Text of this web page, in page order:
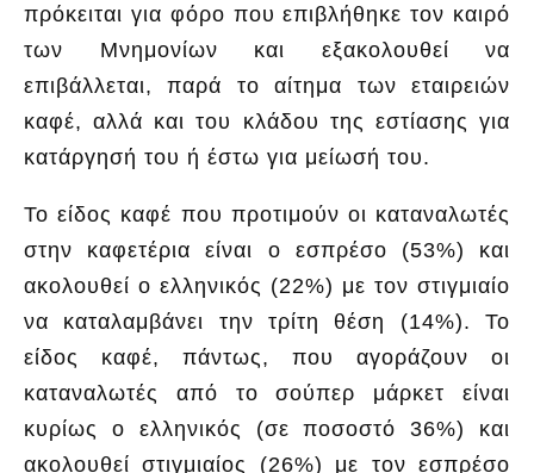
πρόκειται για φόρο που επιβλήθηκε τον καιρό
των Μνημονίων και εξακολουθεί να
επιβάλλεται, παρά το αίτημα των εταιρειών
καφέ, αλλά και του κλάδου της εστίασης για
κατάργησή του ή έστω για μείωσή του.
Το είδος καφέ που προτιμούν οι καταναλωτές
στην καφετέρια είναι ο εσπρέσο (53%) και
ακολουθεί ο ελληνικός (22%) με τον στιγμιαίο
να καταλαμβάνει την τρίτη θέση (14%). Το
είδος καφέ, πάντως, που αγοράζουν οι
καταναλωτές από το σούπερ μάρκετ είναι
κυρίως ο ελληνικός (σε ποσοστό 36%) και
ακολουθεί στιγμιαίος (26%) με τον εσπρέσο